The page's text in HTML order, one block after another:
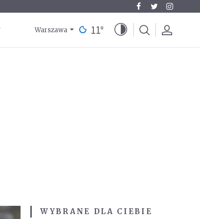
Warszawa 11°
WYBRANE DLA CIEBIE